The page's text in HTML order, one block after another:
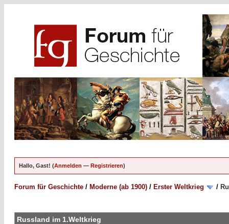
Hallo, Gast! (Anmelden — Registrieren)
Forum für Geschichte / Moderne (ab 1900) / Erster Weltkrieg /
Russland im 1.Weltkrieg